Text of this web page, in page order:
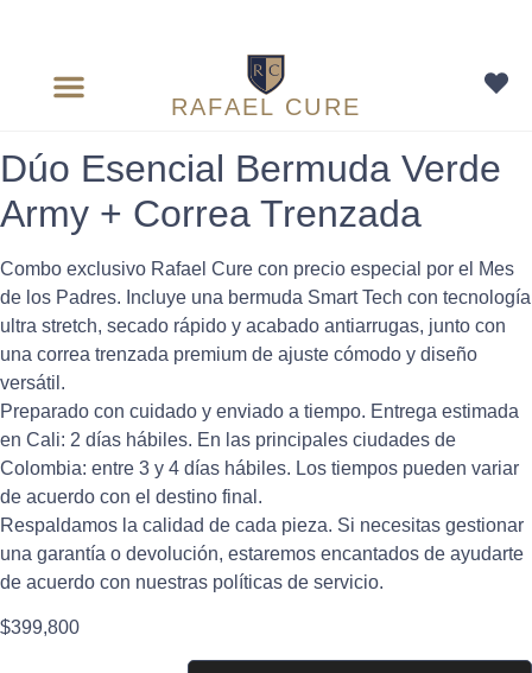
RAFAEL CURE
Dúo Esencial Bermuda Verde
Army + Correa Trenzada
Combo exclusivo Rafael Cure con precio especial por el Mes
de los Padres. Incluye una bermuda Smart Tech con tecnología
ultra stretch, secado rápido y acabado antiarrugas, junto con
una correa trenzada premium de ajuste cómodo y diseño
versátil.
Preparado con cuidado y enviado a tiempo. Entrega estimada
en Cali: 2 días hábiles. En las principales ciudades de
Colombia: entre 3 y 4 días hábiles. Los tiempos pueden variar
de acuerdo con el destino final.
Respaldamos la calidad de cada pieza. Si necesitas gestionar
una garantía o devolución, estaremos encantados de ayudarte
de acuerdo con nuestras políticas de servicio.
$399,800